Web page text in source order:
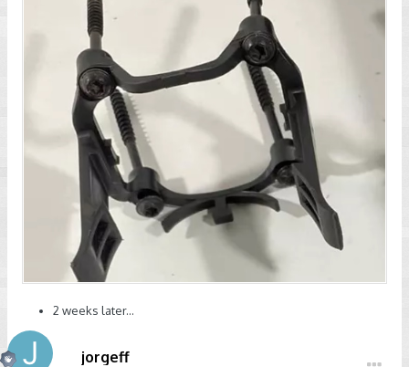
2 weeks later...
jorgeff